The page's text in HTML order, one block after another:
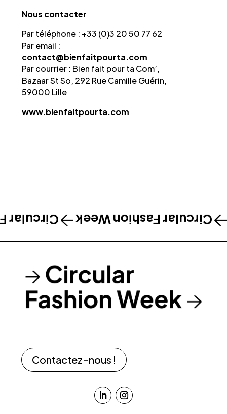
Nous contacter
Par téléphone : +33 (0)3 20 50 77 62
Par email :
contact@bienfaitpourta.com
Par courrier : Bien fait pour ta Com’,
Bazaar St So, 292 Rue Camille Guérin,
59000 Lille
www.bienfaitpourta.com
Circular Fashion Week
Week
Contactez-nous !